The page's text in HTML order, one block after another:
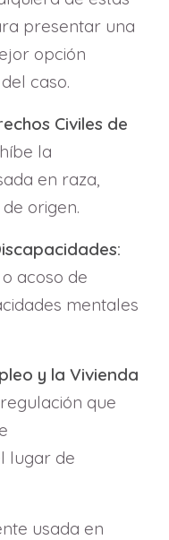
presentar una
opción
caso.
Civiles de
la
en raza,
origen.
acoso de
mentales
y la Vivienda
que
lugar de
usada en